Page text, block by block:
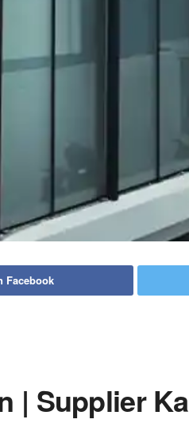
Facebook
| Supplier